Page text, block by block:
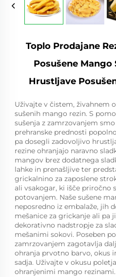
Toplo Prodajane
Posušene Mango
Hrustljave
Uživajte v čistem, živahnem
sušenih mango rezin. S
sušenja z zamrzovanjem
prehranske prednosti
pa dosegli zadovoljivo
rezine ohranjajo naravno
mangov brez dodatnega
lahke in prenašljive ter
grickalnino za zaposlene
ali vsakogar, ki išče priročno
potovanjem. Naše sušene
neposredno iz embalaže, jih
mešanice za grickanje ali pa
dekorativno nadstropje za
mešanimi sokovi. Poseben
zamrzovanjem zagotavlja
ohranja prvotno barvo, okus
sadja. Uživajte v okusu
ohranjenimi mango rezinami.